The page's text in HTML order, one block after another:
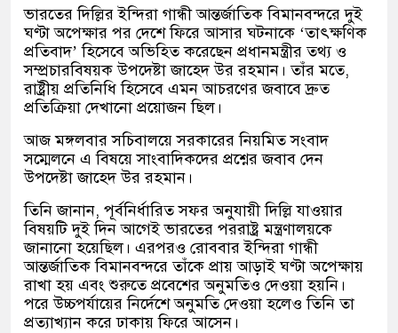
ভারতের দিল্লির ইন্দিরা গান্ধী আন্তর্জাতিক বিমানবন্দরে দুই
ঘণ্টা অপেক্ষার পর দেশে ফিরে আসার ঘটনাকে ‘তাৎক্ষণিক
প্রতিবাদ’ হিসেবে অভিহিত করেছেন প্রধানমন্ত্রীর তথ্য ও
সম্প্রচারবিষয়ক উপদেষ্টা জাহেদ উর রহমান। তাঁর মতে,
রাষ্ট্রীয় প্রতিনিধি হিসেবে এমন আচরণের জবাবে দ্রুত
প্রতিক্রিয়া দেখানো প্রয়োজন ছিল।
আজ মঙ্গলবার সচিবালয়ে সরকারের নিয়মিত সংবাদ
সম্মেলনে এ বিষয়ে সাংবাদিকদের প্রশ্নের জবাব দেন
উপদেষ্টা জাহেদ উর রহমান।
তিনি জানান, পূর্বনির্ধারিত সফর অনুযায়ী দিল্লি যাওয়ার
বিষয়টি দুই দিন আগেই ভারতের পররাষ্ট্র মন্ত্রণালয়কে
জানানো হয়েছিল। এরপরও রোববার ইন্দিরা গান্ধী
আন্তর্জাতিক বিমানবন্দরে তাঁকে প্রায় আড়াই ঘণ্টা অপেক্ষায়
রাখা হয় এবং শুরুতে প্রবেশের অনুমতিও দেওয়া হয়নি।
পরে উচ্চপর্যায়ের নির্দেশে অনুমতি দেওয়া হলেও তিনি তা
প্রত্যাখ্যান করে ঢাকায় ফিরে আসেন।